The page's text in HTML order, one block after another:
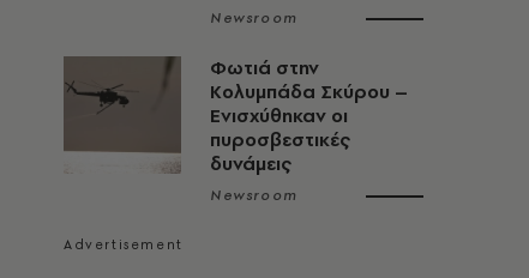
Newsroom
Φωτιά στην
Κολυμπάδα Σκύρου –
Ενισχύθηκαν οι
πυροσβεστικές
δυνάμεις
Newsroom